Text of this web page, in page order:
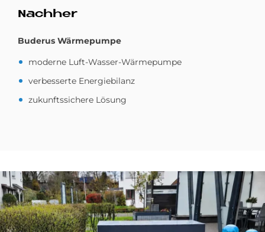
Nach­her
Buderus Wärmepumpe
moderne Luft-Wasser-Wärmepumpe
verbesserte Energiebilanz
zukunftssichere Lösung